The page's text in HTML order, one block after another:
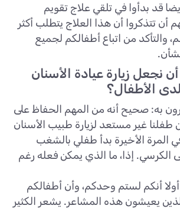
قد بدأوا في تلقي علاج تقويم
أن تتذكروا أن هذا العلاج يتطلب أكثر
والتأكد من اتباع أطفالكم لجميع
نجعل زيارة عيادة الأسنان
لدى الأطفال؟
به: صحيح أنه من المهم الحفاظ على
طفلنا غير مستعد لزيارة طبيب الأسنان
الأخيرة بدأ طفلي بالشغب
إذا، ما الذي يمكن فعله رغم
أنكم لستم وحدكم، وأن أطفالكم
يعيشون هذه المشاعر. يشعر الكثير